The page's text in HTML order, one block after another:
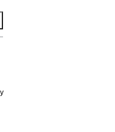
karcie